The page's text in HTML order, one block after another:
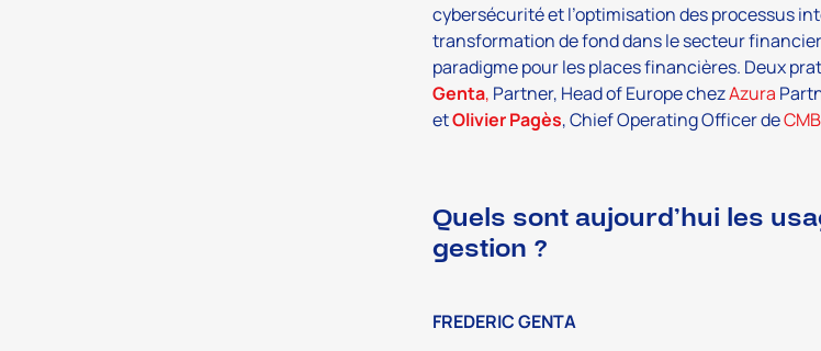
cybersécurité et l’optimisation des processus
transformation de fond dans le secteur
paradigme pour les places financières. Deux
Genta, Partner, Head of Europe chezAzura
etOlivier Pagès, Chief Operating Officer de
Quels sont aujourd’hui les
gestion ?
FREDERIC GENTA